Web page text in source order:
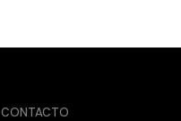
CONTACTO